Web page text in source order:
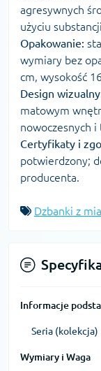
agresywnych
użyciu
Opakowanie:
wymiary bez
cm, wysokość
Design
matowym
nowoczesnych
Certyfikaty i
potwierdzony;
producenta.
Dzbanki z
Informacje
Seria (kolekcja)
Wymiary i Waga